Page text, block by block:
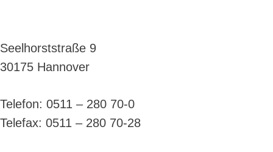
Seelhorststraße 9
30175 Hannover
Telefon: 0511 – 280 70-0
Telefax: 0511 – 280 70-28